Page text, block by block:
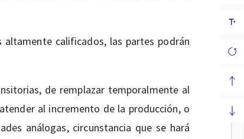
calificados, las partes podrán
de remplazar temporalmente al
al incremento de la producción, o
análogas, circunstancia que se hará